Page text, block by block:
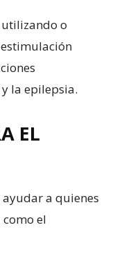
o
la epilepsia.
EL
a quienes
el